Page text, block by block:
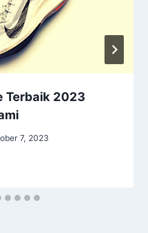
Terbaik 2023
7, 2023